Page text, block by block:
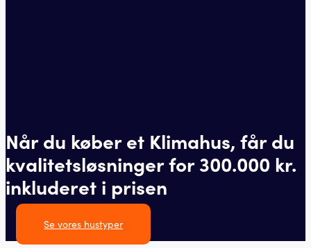
Når du køber et Klimahus, får du
kvalitetsløsninger for 300.000 kr.
inkluderet i prisen
Se vores hustyper